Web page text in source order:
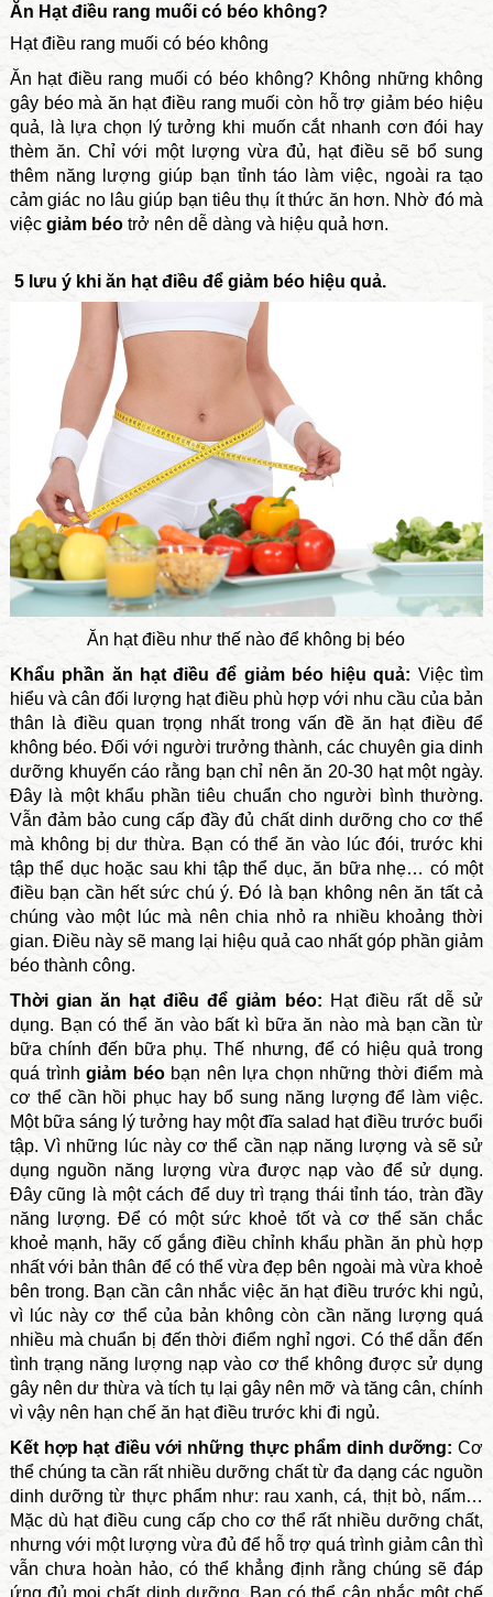
Ăn Hạt điều rang muối có béo không?
Hạt điều rang muối có béo không
Ăn hạt điều rang muối có béo không? Không những không
gây béo mà ăn hạt điều rang muối còn hỗ trợ giảm béo hiệu
quả, là lựa chọn lý tưởng khi muốn cắt nhanh cơn đói hay
thèm ăn. Chỉ với một lượng vừa đủ, hạt điều sẽ bổ sung
thêm năng lượng giúp bạn tỉnh táo làm việc, ngoài ra tạo
cảm giác no lâu giúp bạn tiêu thụ ít thức ăn hơn. Nhờ đó mà
việc giảm béotrở nên dễ dàng và hiệu quả hơn.
5 lưu ý khi ăn hạt điều để giảm béo hiệu quả.
Ăn hạt điều như thế nào để không bị béo
Khẩu phần ăn hạt điều để giảm béo hiệu quả: Việc tìm
hiểu và cân đối lượng hạt điều phù hợp với nhu cầu của bản
thân là điều quan trọng nhất trong vấn đề ăn hạt điều để
không béo. Đối với người trưởng thành, các chuyên gia dinh
dưỡng khuyến cáo rằng bạn chỉ nên ăn 20-30 hạt một ngày.
Đây là một khẩu phần tiêu chuẩn cho người bình thường.
Vẫn đảm bảo cung cấp đầy đủ chất dinh dưỡng cho cơ thể
mà không bị dư thừa. Bạn có thể ăn vào lúc đói, trước khi
tập thể dục hoặc sau khi tập thể dục, ăn bữa nhẹ… có một
điều bạn cần hết sức chú ý. Đó là bạn không nên ăn tất cả
chúng vào một lúc mà nên chia nhỏ ra nhiều khoảng thời
gian. Điều này sẽ mang lại hiệu quả cao nhất góp phần giảm
béo thành công.
Thời gian ăn hạt điều để giảm béo: Hạt điều rất dễ sử
dụng. Bạn có thể ăn vào bất kì bữa ăn nào mà bạn cần từ
bữa chính đến bữa phụ. Thế nhưng, để có hiệu quả trong
quá trìnhgiảm béobạn nên lựa chọn những thời điểm mà
cơ thể cần hồi phục hay bổ sung năng lượng để làm việc.
Một bữa sáng lý tưởng hay một đĩa salad hạt điều trước buổi
tập. Vì những lúc này cơ thể cần nạp năng lượng và sẽ sử
dụng nguồn năng lượng vừa được nạp vào để sử dụng.
Đây cũng là một cách để duy trì trạng thái tỉnh táo, tràn đầy
năng lượng. Để có một sức khoẻ tốt và cơ thể săn chắc
khoẻ mạnh, hãy cố gắng điều chỉnh khẩu phần ăn phù hợp
nhất với bản thân để có thể vừa đẹp bên ngoài mà vừa khoẻ
bên trong. Bạn cần cân nhắc việc ăn hạt điều trước khi ngủ,
vì lúc này cơ thể của bản không còn cần năng lượng quá
nhiều mà chuẩn bị đến thời điểm nghỉ ngơi. Có thể dẫn đến
tình trạng năng lượng nạp vào cơ thể không được sử dụng
gây nên dư thừa và tích tụ lại gây nên mỡ và tăng cân, chính
vì vậy nên hạn chế ăn hạt điều trước khi đi ngủ.
Kết hợp hạt điều với những thực phẩm dinh dưỡng:Cơ
thể chúng ta cần rất nhiều dưỡng chất từ đa dạng các nguồn
dinh dưỡng từ thực phẩm như: rau xanh, cá, thịt bò, nấm…
Mặc dù hạt điều cung cấp cho cơ thể rất nhiều dưỡng chất,
nhưng với một lượng vừa đủ để hỗ trợ quá trình giảm cân thì
vẫn chưa hoàn hảo, có thể khẳng định rằng chúng sẽ đáp